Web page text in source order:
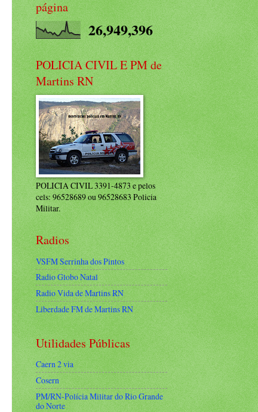
página
26,949,396
POLICIA CIVIL E PM de
Martins RN
POLICIA CIVIL 3391-4873 e pelos
cels: 96528689 ou 96528683 Policia
Militar.
Radios
VSFM Serrinha dos Pintos
Radio Globo Natal
Radio Vida de Martins RN
Liberdade FM de Martins RN
Utilidades Públicas
Caern 2 via
Cosern
PM/RN-Polícia Militar do Rio Grande
do Norte